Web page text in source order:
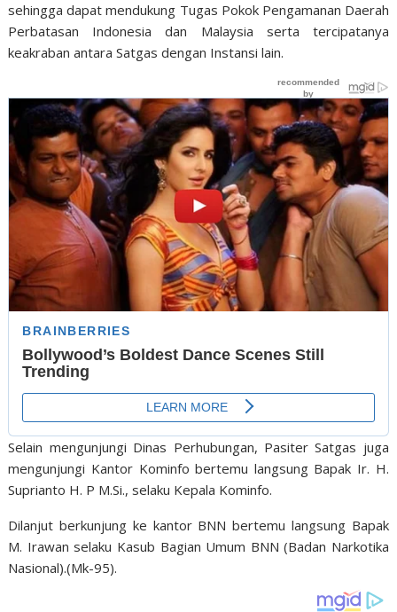
sehingga dapat mendukung Tugas Pokok Pengamanan Daerah
Perbatasan Indonesia dan Malaysia serta tercipatanya
keakraban antara Satgas dengan Instansi lain.
Selain mengunjungi Dinas Perhubungan, Pasiter Satgas juga
mengunjungi Kantor Kominfo bertemu langsung Bapak Ir. H.
Suprianto H. P M.Si., selaku Kepala Kominfo.
Dilanjut berkunjung ke kantor BNN bertemu langsung Bapak
M. Irawan selaku Kasub Bagian Umum BNN (Badan Narkotika
Nasional).(Mk-95).